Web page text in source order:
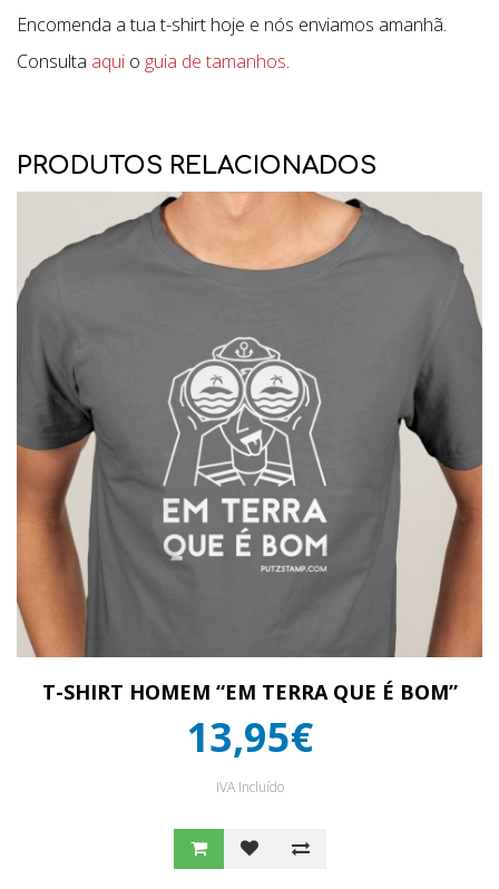
Encomenda a tua t-shirt hoje e nós enviamos amanhã.
Consulta aqui o guia de tamanhos.
PRODUTOS RELACIONADOS
T-SHIRT HOMEM “EM TERRA QUE É BOM”
13,95€
IVA Incluído